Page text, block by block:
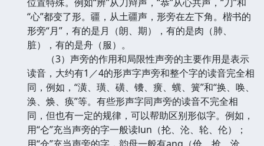
“心”都变了形。疆，从土疆声，形旁在左下角。楷书的
形旁“月”，有的是月（朗、期），有的是肉（肺、
脏），有的是舟（服）。
（3）声旁的作用和局限性声旁的主要作用是表示
读音，大约有1／4的形声字声旁和整个字的读音完全相
同，例如，“潢、璜、磺、镄、癀、蟥、簧”和“换、唤、
涣、焕、痪”等。有些形声字同声旁的读音不完全相
同，但也有一定的规律，可以帮助区别形似字。例如，
用“仑”充当声旁的字一般读lun（抡、沦、轮、伦）；